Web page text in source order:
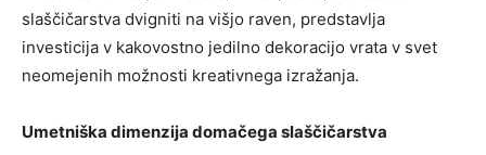
slaščičarstva dvigniti na višjo raven, predstavlja
investicija v kakovostno jedilno dekoracijo vrata v svet
neomejenih možnosti kreativnega izražanja.
Umetniška dimenzija domačega slaščičarstva